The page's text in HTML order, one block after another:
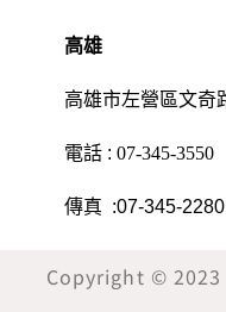
高雄
高雄市左營區文奇
電話 :07-345-3550
傳真 :07-345-2280
Copyright © 2023